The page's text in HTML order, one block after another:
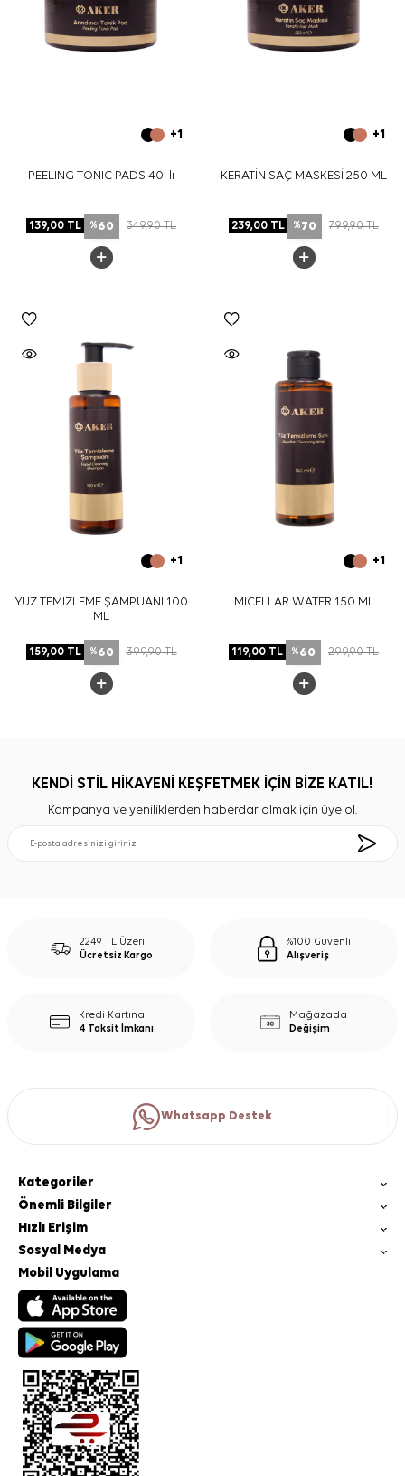
+1
PEELING TONIC PADS 40' lı
139,00 TL %60 349,90TL
+1
KERATİN SAÇ MASKESİ 250 ML
239,00 TL %70 799,90TL
+1
YÜZ TEMİZLEME ŞAMPUANI 100
ML
159,00TL %60 399,90TL
+1
MICELLAR WATER 150 ML
119,00 TL %60 299,90TL
KENDİ STİL HİKAYENİ KEŞFETMEK İÇİN BİZE KATIL!
Kampanya ve yeniliklerden haberdar olmak için üye ol.
2249 TL Üzeri
Ücretsiz Kargo
%100 Güvenli
Alışveriş
Kredi Kartına
4 Taksit İmkanı
Mağazada
Değişim
Whatsapp Destek
Kategoriler
Önemli Bilgiler
Hızlı Erişim
Sosyal Medya
Mobil Uygulama